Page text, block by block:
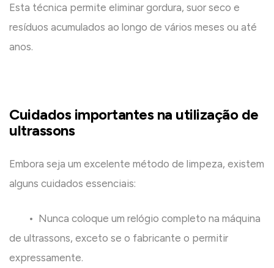
Esta técnica permite eliminar gordura, suor seco e
resíduos acumulados ao longo de vários meses ou até
anos.
Cuidados importantes na utilização de
ultrassons
Embora seja um excelente método de limpeza, existem
alguns cuidados essenciais:
• Nunca coloque um relógio completo na máquina
de ultrassons, exceto se o fabricante o permitir
expressamente.